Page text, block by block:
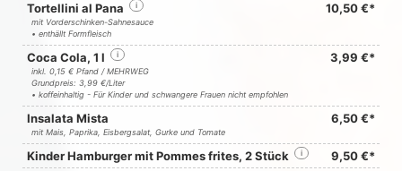
Tortellini al Pana i 10,50 €*
mit Vorderschinken-Sahnesauce
• enthällt Formfleisch
Coca Cola, 1 l i 3,99 €*
inkl. 0,15 € Pfand / MEHRWEG
Grundpreis: 3,99 €/Liter
• koffeinhaltig - Für Kinder und schwangere Frauen nicht empfohlen
Insalata Mista 6,50 €*
mit Mais, Paprika, Eisbergsalat, Gurke und Tomate
Kinder Hamburger mit Pommes frites, 2 Stück i 9,50 €*